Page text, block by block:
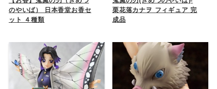
のやいば） 日本香堂お香セ
ット ４種類
栗花落カナヲ フィギュア 完
成品